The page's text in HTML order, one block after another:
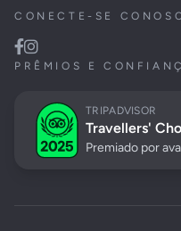
CONECTE-SE
PRÊMIOS E
TRIPADVISOR
Travellers'
Premiado por